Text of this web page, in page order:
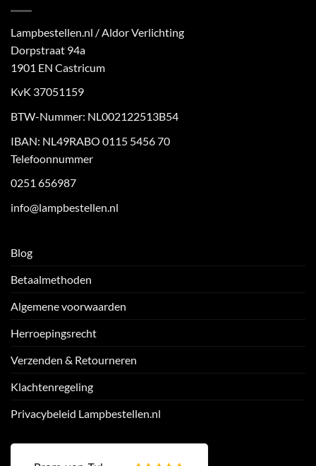
Lampbestellen.nl / Aldor Verlichting
Dorpstraat 94a
1901 EN Castricum
KvK 37051159
BTW-Nummer: NL002122513B54
IBAN: NL49RABO 0115 5456 70
Telefoonnummer
0251 656987
info@lampbestellen.nl
Blog
Betaalmethoden
Algemene voorwaarden
Herroepingsrecht
Verzenden & Retourneren
Klachtenregeling
Privacybeleid Lampbestellen.nl